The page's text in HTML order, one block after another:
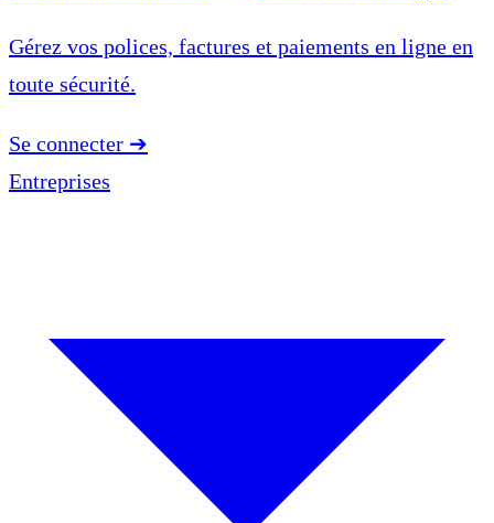
Gérez vos polices, factures et paiements en ligne en
toute sécurité.
Se connecter ➔
Entreprises